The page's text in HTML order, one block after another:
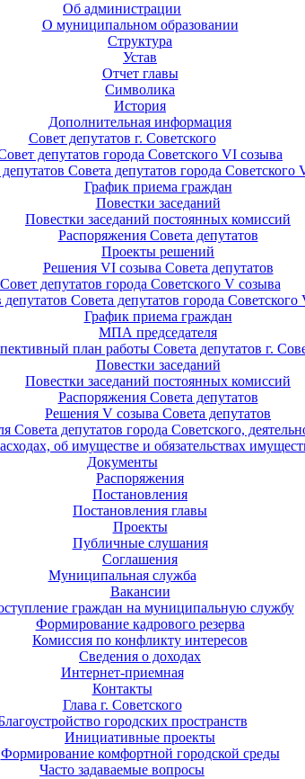
Об администрации
О муниципальном образовании
Структура
Устав
Отчет главы
Символика
История
Дополнительная информация
Совет депутатов г. Советского
депутатов города Советского VI созыва
Совета депутатов города Советского
График приема граждан
Повестки заседаний
Повестки заседаний постоянных комиссий
Распоряжения Совета депутатов
Проекты решений
Решения VI созыва Совета депутатов
Совет депутатов города Советского V созыва
депутатов Совета депутатов города Советского
График приема граждан
МПА председателя
план работы Совета депутатов г.
Повестки заседаний
Повестки заседаний постоянных комиссий
Распоряжения Совета депутатов
Решения V созыва Совета депутатов
Совета депутатов города Советского,
об имуществе и обязательствах
Документы
Распоряжения
Постановления
Постановления главы
Проекты
Публичные слушания
Соглашения
Муниципальная служба
Вакансии
граждан на муниципальную службу
Формирование кадрового резерва
Комиссия по конфликту интересов
Сведения о доходах
Интернет-приемная
Контакты
Глава г. Советского
городских пространств
Инициативные проекты
Формирование комфортной городской среды
Часто задаваемые вопросы